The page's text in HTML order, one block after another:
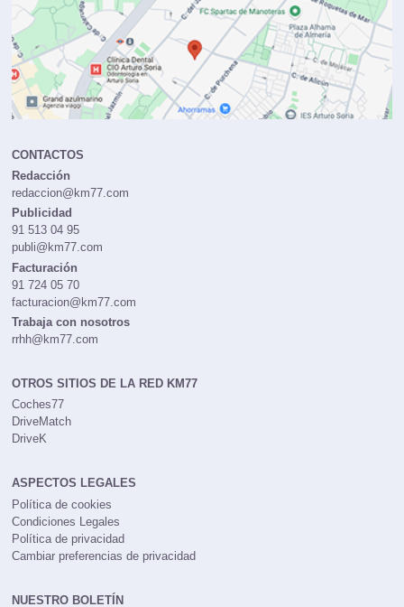
CONTACTOS
Redacción
redaccion@km77.com
Publicidad
91 513 04 95
publi@km77.com
Facturación
91 724 05 70
facturacion@km77.com
Trabaja con nosotros
rrhh@km77.com
OTROS SITIOS DE LA RED KM77
Coches77
DriveMatch
DriveK
ASPECTOS LEGALES
Política de cookies
Condiciones Legales
Política de privacidad
Cambiar preferencias de privacidad
NUESTRO BOLETÍN